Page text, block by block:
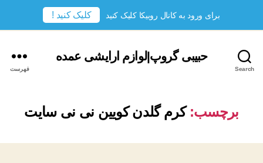
Search
حبیبی گروپ|لوازم ارایشی عمده
فهرست
برچسب: کرم گلدن کویین نی نی سایت
برای ورود به کانال روبیکا کلیک کنید کلیک کنید !